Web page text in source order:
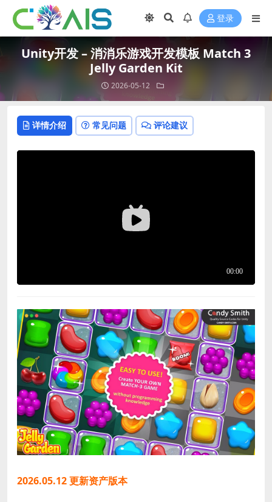
登录
Unity开发 – 消消乐游戏开发模板 Match 3
Jelly Garden Kit
2026-05-12
详情介绍 常见问题 评论建议
2026.05.12 更新资产版本